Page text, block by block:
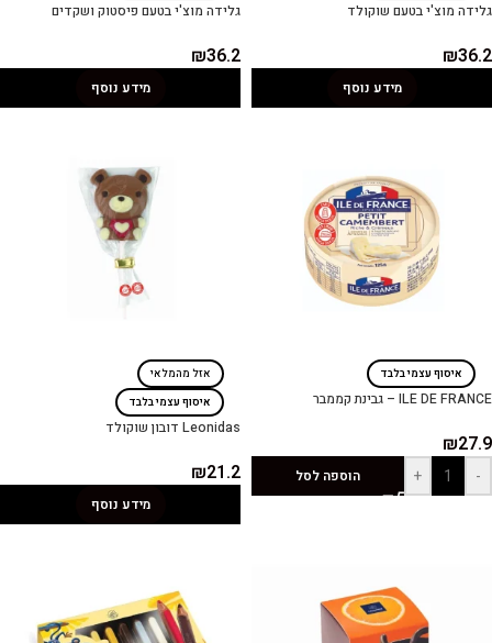
גלידה מוצ'י בטעם שוקולד
₪36.2
מידע נוסף
גלידה מוצ'י בטעם פיסטוק ושקדים
₪36.2
מידע נוסף
איסוף עצמי בלבד
ILE DE FRANCE – גבינת קממבר
₪27.9
-
+ הוספה לסל
אזל מהמלאי
איסוף עצמי בלבד
Leonidas דובון שוקולד
₪21.2
מידע נוסף